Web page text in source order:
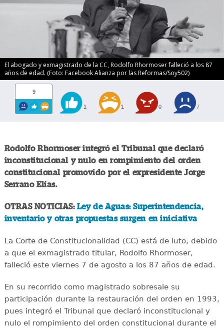
El abogado y exmagistrado de la CC, Rodolfo Rhormoser falleció a los 87
años de edad. (Foto: Facebook Alianza por las Reformas/Soy502)
9
1 1 0 7
Rodolfo Rhormoser integró el Tribunal que declaró
inconstitucional y nulo en rompimiento del orden
constitucional promovido por el expresidente Jorge
Serrano Elías.
OTRAS NOTICIAS: Ley de Aguas: Superintendencia,
inventario y otras propuestas surgen en iniciativa
La Corte de Constitucionalidad (CC) está de luto, debido
a que el exmagistrado titular, Rodolfo Rhormoser,
falleció este viernes 7 de agosto a los 87 años de edad.
En su recorrido como magistrado sobresale su
participación durante la restauración del orden en 1993,
pues integró el Tribunal que declaró inconstitucional y
nulo el rompimiento del orden constitucional durante el